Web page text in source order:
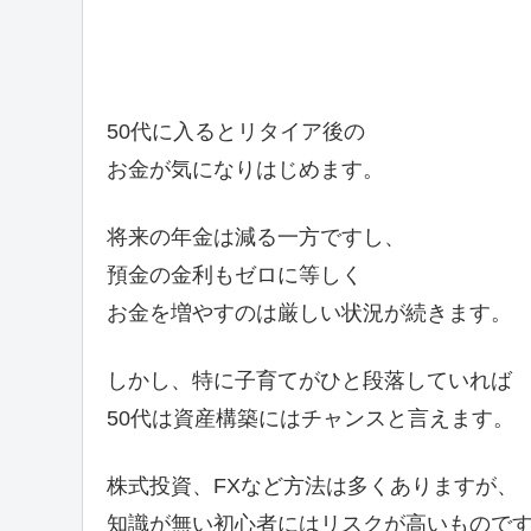
50代に入るとリタイア後の
お金が気になりはじめます。
将来の年金は減る一方ですし、
預金の金利もゼロに等しく
お金を増やすのは厳しい状況が続きます。
しかし、特に子育てがひと段落していれば
50代は資産構築にはチャンスと言えます。
株式投資、FXなど方法は多くありますが、
知識が無い初心者にはリスクが高いもので